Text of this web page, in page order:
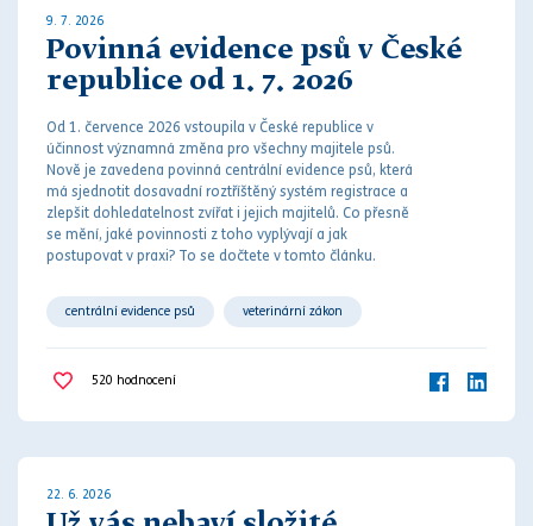
9. 7. 2026
Povinná evidence psů v České
republice od 1. 7. 2026
Od 1. července 2026 vstoupila v České republice v
účinnost významná změna pro všechny majitele psů.
Nově je zavedena povinná centrální evidence psů, která
má sjednotit dosavadní roztříštěný systém registrace a
zlepšit dohledatelnost zvířat i jejich majitelů. Co přesně
se mění, jaké povinnosti z toho vyplývají a jak
postupovat v praxi? To se dočtete v tomto článku.
centrální evidence psů veterinární zákon
520 hodnocení
22. 6. 2026